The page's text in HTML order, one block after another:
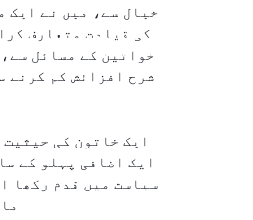
خیال سے، میں نے ایک
کی قیادت متعارف
خواتین کے مسائل
شرح افزائش کم کرنے
ایک خاتون کی حیثیت
ایک اضافی پہلو کے
سیاست میں قدم رکھا